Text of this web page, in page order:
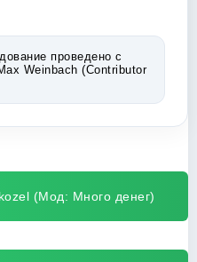
проведено с
Weinbach (Contributor
(Мод: Много денег)